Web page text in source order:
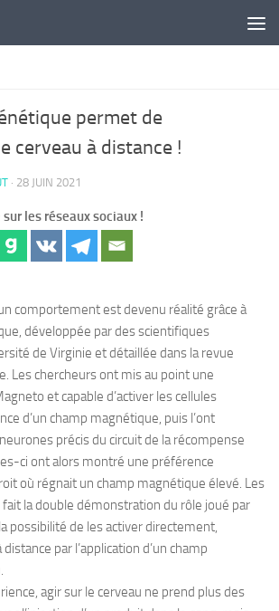
permet de
cerveau à distance !
· 28 JUIN 2021
les réseaux sociaux !
comportement est devenu réalité grâce à
développée par des scientifiques
de Virginie et détaillée dans la revue
Les chercheurs ont mis au point une
et capable d’activer les cellules
d’un champ magnétique, puis l’ont
précis du circuit de la récompense
ci ont alors montré une préférence
où régnait un champ magnétique élevé. Les
la double démonstration du rôle joué par
possibilité de les activer directement,
par l’application d’un champ
agir sur le cerveau ne prend plus des